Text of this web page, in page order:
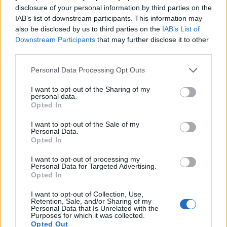
disclosure of your personal information by third parties on the
IAB’s list of downstream participants. This information may
also be disclosed by us to third parties on the IAB’s List of
Downstream Participants that may further disclose it to other
Personal Data Processing Opt Outs
I want to opt-out of the Sharing of my
personal data.
Opted In
I want to opt-out of the Sale of my
Personal Data.
Opted In
I want to opt-out of processing my
Personal Data for Targeted Advertising.
Opted In
I want to opt-out of Collection, Use,
Retention, Sale, and/or Sharing of my
Personal Data that Is Unrelated with the
Purposes for which it was collected.
Opted Out
Estado del tráfico e incidencias de la DGT en
Wartburgkreis
Actualmente no hay incidencias de tráfico cerca de
Wartburgkreis según la dirección general de tráfico
Estado del tráfico e incidencias de la DGT en
Kreisfreie Stadt Kiel
Kreisfreie Stadt Kielsegún la dirección general de tráfico
Localidades que puedes ver por el camino
en a 3,51 Km del punto 2
Palafollsen a 5,13 Km del punto 3
Malgrat De Mar
Tordera en a 5,89 Km del punto 5
Santa Susannaen a 6,50 Km del punto 6
Pineda De Maren a 7,26 Km del punto 7
Fogars De La Selvaen a 9,38 Km del punto 9
Sant Pol De Maren a 8,84 Km del punto 10
Sant Cebriàde Vallaltaen a 8,84 Km del punto 11
Canet De Mar en a 10,55 Km del punto 12